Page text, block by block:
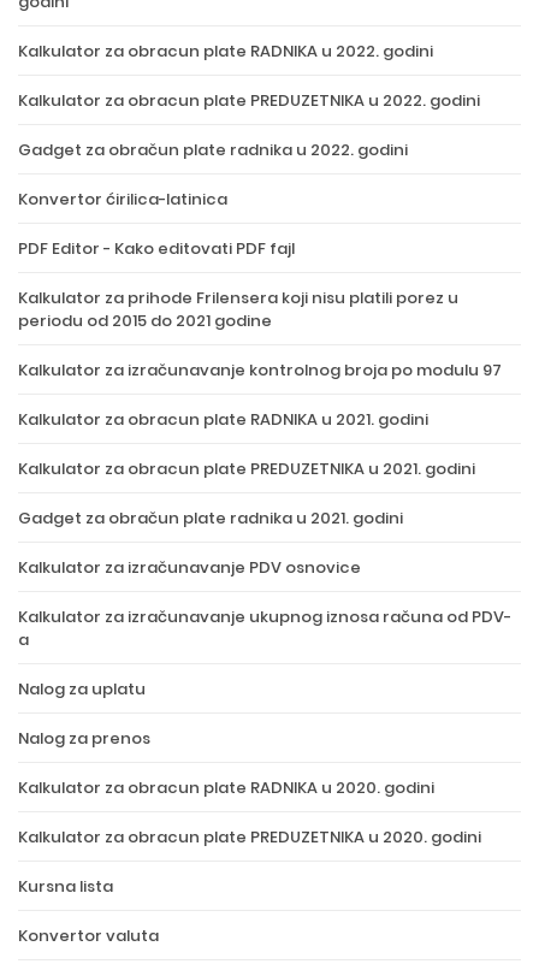
Kalkulator za obracun plate RADNIKA u 2022. godini
Kalkulator za obracun plate PREDUZETNIKA u 2022. godini
Gadget za obračun plate radnika u 2022. godini
Konvertor ćirilica-latinica
PDF Editor - Kako editovati PDF fajl
Kalkulator za prihode Frilensera koji nisu platili porez u
periodu od 2015 do 2021 godine
Kalkulator za izračunavanje kontrolnog broja po modulu 97
Kalkulator za obracun plate RADNIKA u 2021. godini
Kalkulator za obracun plate PREDUZETNIKA u 2021. godini
Gadget za obračun plate radnika u 2021. godini
Kalkulator za izračunavanje PDV osnovice
Kalkulator za izračunavanje ukupnog iznosa računa od PDV-
a
Nalog za uplatu
Nalog za prenos
Kalkulator za obracun plate RADNIKA u 2020. godini
Kalkulator za obracun plate PREDUZETNIKA u 2020. godini
Kursna lista
Konvertor valuta